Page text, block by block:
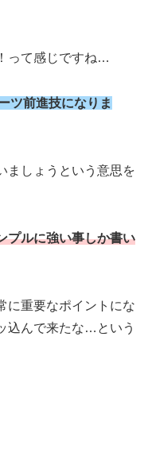
って感じですね…
ツ前進技になりま
ましょうという意思を
プルに強い事しか書い
に重要なポイントにな
込んで来たな…という